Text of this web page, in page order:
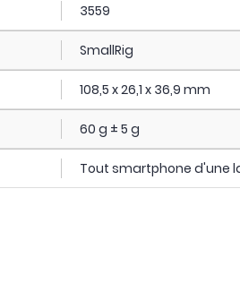
3559
SmallRig
108,5 x 26,1 x 36,9 mm
60 g ± 5 g
Tout smartphone d'une